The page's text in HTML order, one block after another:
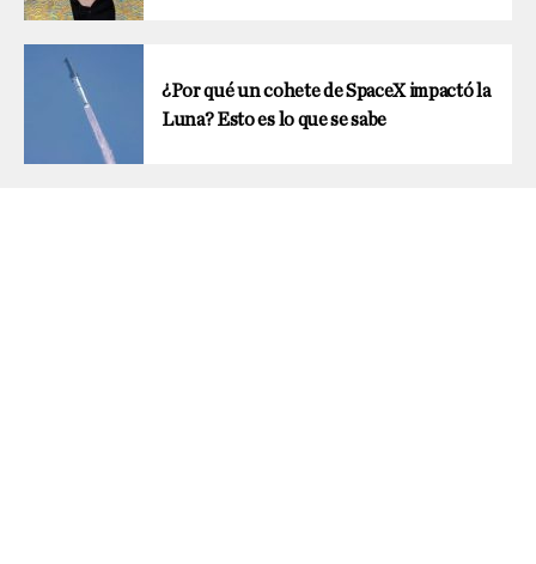
¿Por qué un cohete de SpaceX impactó la
Luna? Esto es lo que se sabe